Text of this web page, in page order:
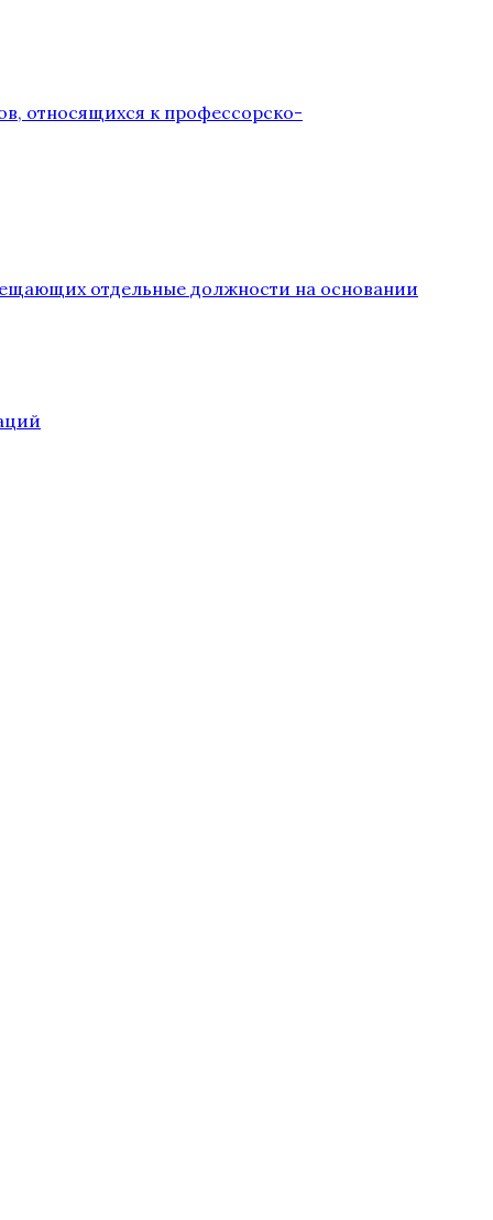
относящихся к профессорско-
отдельные должности на основании